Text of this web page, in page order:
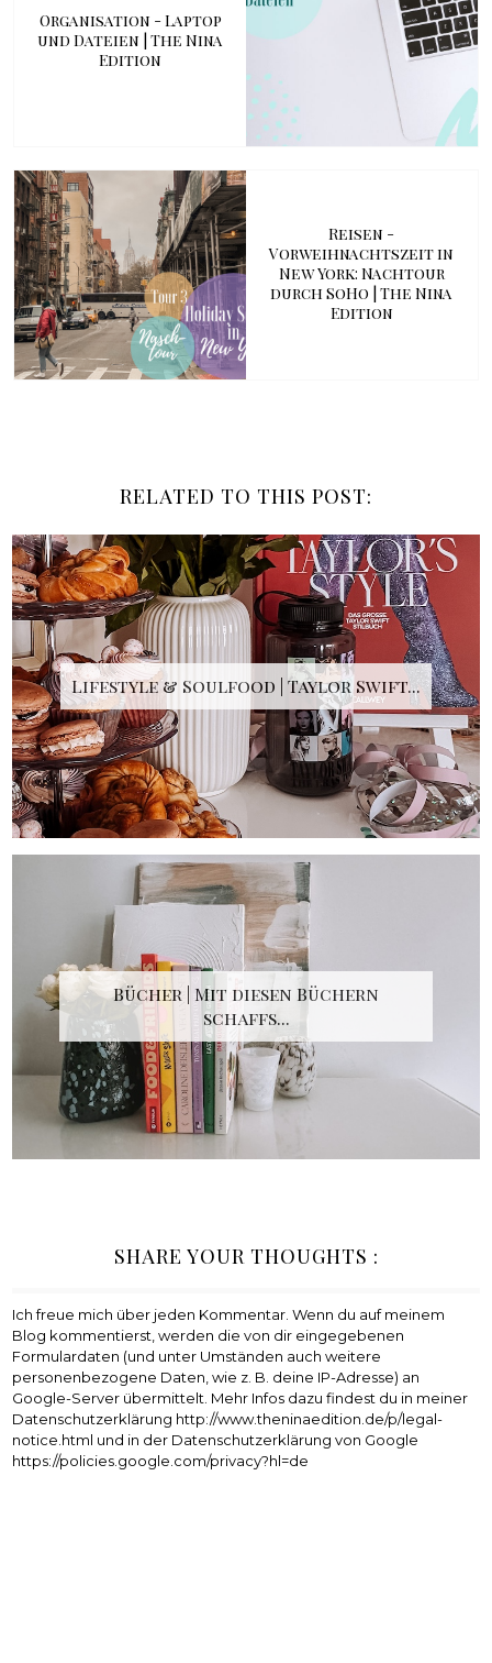
Organisation - Laptop
und Dateien | The Nina
Edition
Reisen -
Vorweihnachtszeit in
New York: Nachtour
durch SoHo | The Nina
Edition
RELATED TO THIS POST:
Lifestyle & Soulfood | Taylor Swift...
Bücher | Mit diesen Büchern
schaffs...
SHARE YOUR THOUGHTS :
Ich freue mich über jeden Kommentar. Wenn du auf meinem
Blog kommentierst, werden die von dir eingegebenen
Formulardaten (und unter Umständen auch weitere
personenbezogene Daten, wie z. B. deine IP-Adresse) an
Google-Server übermittelt. Mehr Infos dazu findest du in meiner
Datenschutzerklärung http://www.theninaedition.de/p/legal-
notice.html und in der Datenschutzerklärung von Google
https://policies.google.com/privacy?hl=de